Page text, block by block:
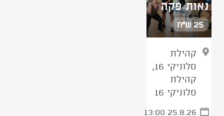
נאות פקה
25 ש"ח
קהילת
סלוניקי 16,
קהילת
סלוניקי 16
13:00 25.8.26